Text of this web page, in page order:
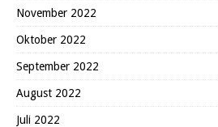
November 2022
Oktober 2022
September 2022
August 2022
Juli 2022